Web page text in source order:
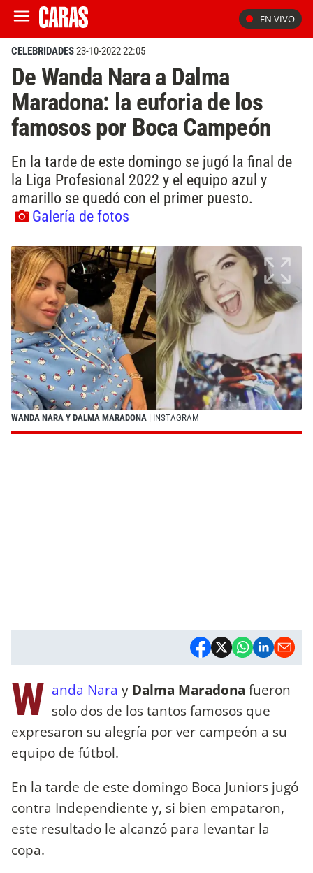
EN VIVO
CELEBRIDADES23-10-2022 22:05
De Wanda Nara a Dalma
Maradona: la euforia de los
famosos por Boca Campeón
En la tarde de este domingo se jugó la final de
la Liga Profesional 2022 y el equipo azul y
amarillo se quedó con el primer puesto.
Galería de fotos
WANDA NARA Y DALMA MARADONA | INSTAGRAM
W anda Nara y Dalma Maradona fueron
solo dos de los tantos famosos que
expresaron su alegría por ver campeón a su
equipo de fútbol.
En la tarde de este domingo Boca Juniors jugó
contra Independiente y, si bien empataron,
este resultado le alcanzó para levantar la
copa.